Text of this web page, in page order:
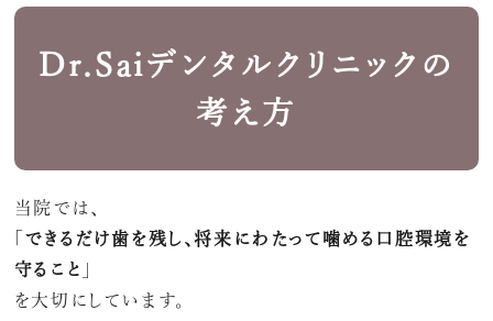
Dr.Saiデンタルクリニックの
考え方
当院では、
できるだけ歯を残し、将来にわたって噛める口腔環境を
守ること
を大切にしています。